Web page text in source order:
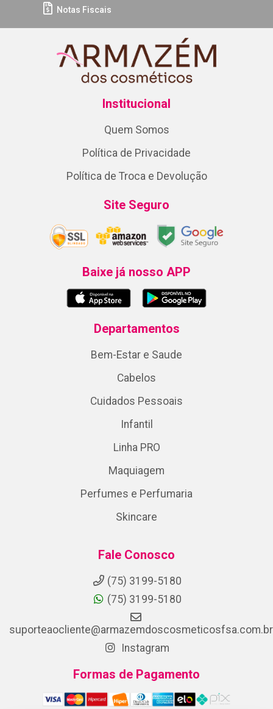
Notas Fiscais
Institucional
Quem Somos
Política de Privacidade
Política de Troca e Devolução
Site Seguro
Baixe já nosso APP
Departamentos
Bem-Estar e Saude
Cabelos
Cuidados Pessoais
Infantil
Linha PRO
Maquiagem
Perfumes e Perfumaria
Skincare
Fale Conosco
(75) 3199-5180
(75) 3199-5180
suporteaocliente@armazemdoscosmeticosfsa.com.br
Instagram
Formas de Pagamento